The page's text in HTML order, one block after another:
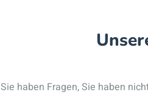
Sie haben Fragen, Sie haben